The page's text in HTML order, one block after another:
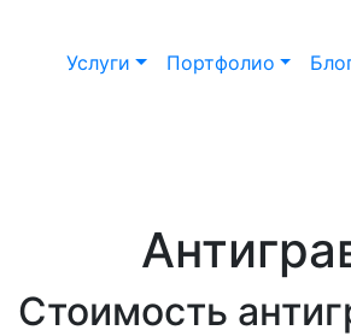
Услуги Портфолио
Стоимость